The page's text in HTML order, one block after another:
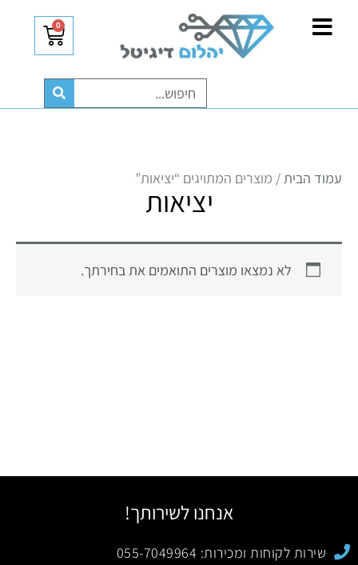
לתוכן
0
עגלת
קניות
חיפוש
עמוד הבית/ מוצרים המתויגים “יציאות”
יציאות
לא נמצאו מוצרים התואמים את בחירתך.
אנחנו לשירותך!
שירות לקוחות ומכירות: 055-7049964